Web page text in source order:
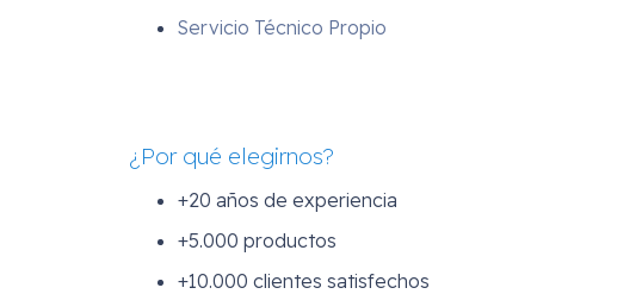
Servicio Técnico Propio
¿Por qué elegirnos?
+20 años de experiencia
+5.000 productos
+10.000 clientes satisfechos